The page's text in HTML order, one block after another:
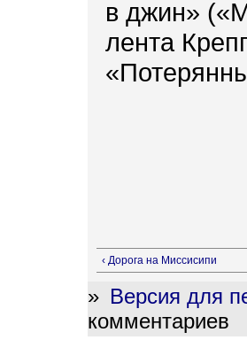
в джин»
лента
‹ Дорога на Миссисипи
» Версия для
комментариев